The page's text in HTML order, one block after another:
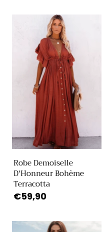
n
Robe Demoiselle
D'Honneur Bohème
Terracotta
Prix
€59,90